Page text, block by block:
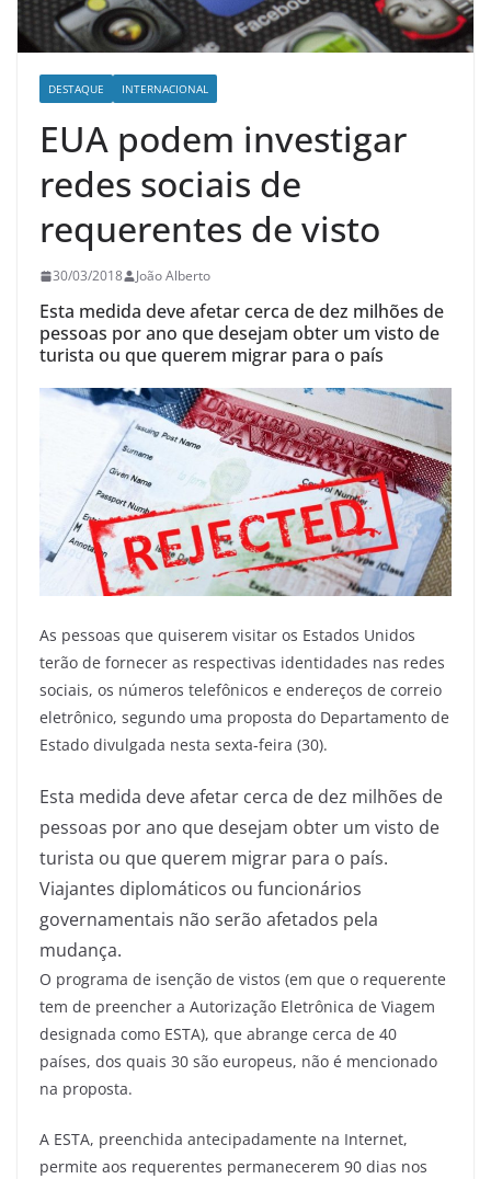
DESTAQUE INTERNACIONAL
EUA podem investigar
redes sociais de
requerentes de visto
30/03/2018 João Alberto
Esta medida deve afetar cerca de dez milhões de
pessoas por ano que desejam obter um visto de
turista ou que querem migrar para o país
As pessoas que quiserem visitar os Estados Unidos
terão de fornecer as respectivas identidades nas redes
sociais, os números telefônicos e endereços de correio
eletrônico, segundo uma proposta do Departamento de
Estado divulgada nesta sexta-feira (30).
Esta medida deve afetar cerca de dez milhões de
pessoas por ano que desejam obter um visto de
turista ou que querem migrar para o país.
Viajantes diplomáticos ou funcionários
governamentais não serão afetados pela
mudança.
O programa de isenção de vistos (em que o requerente
tem de preencher a Autorização Eletrônica de Viagem
designada como ESTA), que abrange cerca de 40
países, dos quais 30 são europeus, não é mencionado
na proposta.
A ESTA, preenchida antecipadamente na Internet,
permite aos requerentes permanecerem 90 dias nos